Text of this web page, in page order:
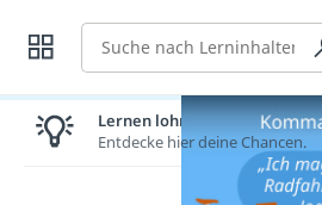
Suche
Lernen lohnt sich!
Entdecke hier deine Chancen.